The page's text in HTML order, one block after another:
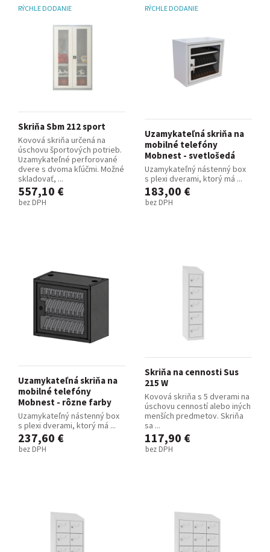
RÝCHLE DODANIE
Skriňa Sbm 212 sport
Kovová skriňa určená na
úschovu športových potrieb.
Uzamykateľné perforované
dvere s dvoma kľúčmi. Možné
skladovať, ...
557,10 €
bez DPH
RÝCHLE DODANIE
Uzamykateľná skriňa na
mobilné telefóny
Mobnest - svetlošedá
Uzamykateľný nástenný box
s plexi dverami, ktorý má ...
183,00 €
bez DPH
Uzamykateľná skriňa na
mobilné telefóny
Mobnest - rôzne farby
Uzamykateľný nástenný box
s plexi dverami, ktorý má ...
237,60 €
bez DPH
Skriňa na cennosti Sus
215 W
Kovová skriňa s 5 dverami na
úschovu cenností alebo iných
menších predmetov. Skriňa
sa ...
117,90 €
bez DPH